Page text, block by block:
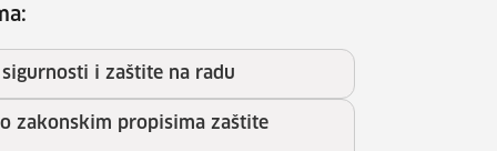
i zaštite na radu
zakonskim propisima zaštite